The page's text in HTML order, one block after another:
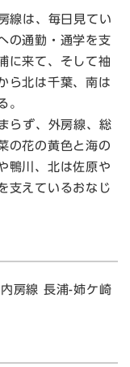
線は、毎日見てい
の通勤・通学を支
に来て、そして袖
ら北は千葉、南は
。
らず、外房線、総
の花の黄色と海の
鴨川、北は佐原や
支えているおなじ
房線 長浦-姉ケ崎